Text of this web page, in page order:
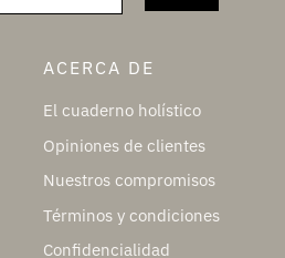
ACERCA DE
El cuaderno holístico
Opiniones de clientes
Nuestros compromisos
Términos y condiciones
Confidencialidad